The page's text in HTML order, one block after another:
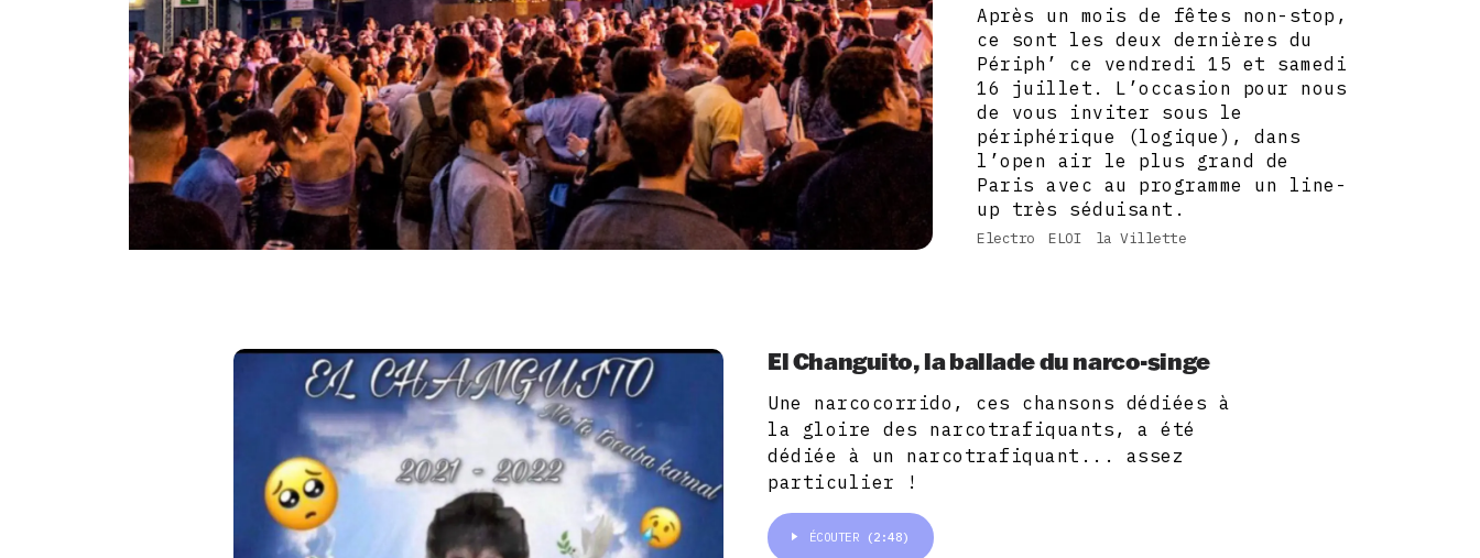
Après un mois de fêtes non-stop,
ce sont les deux dernières du
Périph’ ce vendredi 15 et samedi
16 juillet. L’occasion pour nous
de vous inviter sous le
périphérique (logique), dans
l’open air le plus grand de
Paris avec au programme un line-
up très séduisant.
Electro ELOI la Villette
El Changuito, la ballade du narco-singe
Une narcocorrido, ces chansons dédiées à
la gloire des narcotrafiquants, a été
dédiée à un narcotrafiquant... assez
particulier !
ÉCOUTER (2:48)